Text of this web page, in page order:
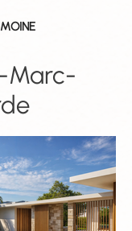
Marc-